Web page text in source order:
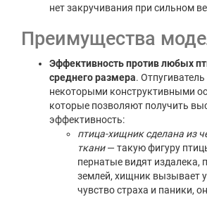
нет закручивания при сильном
Преимущества
Эффективность против любых
среднего размера.
некоторыми конструктивными
которые позволяют получить
эффективность:
птица-хищник сделана из
ткани— такую фигуру
пернатые видят издалека,
землей, хищник вызывает
чувство страха и паники,